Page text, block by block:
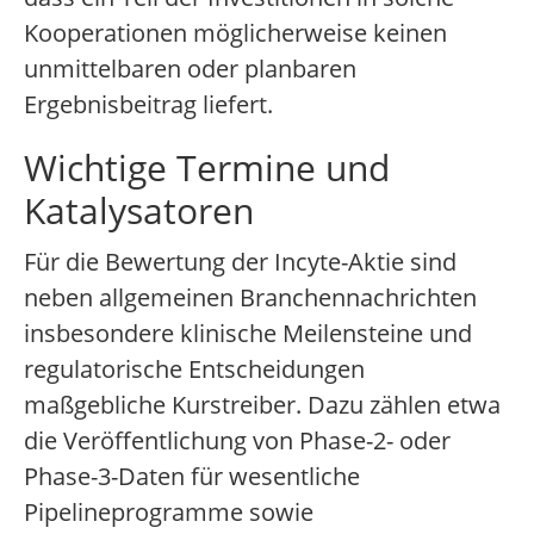
Kooperationen möglicherweise keinen
unmittelbaren oder planbaren
Ergebnisbeitrag liefert.
Wichtige Termine und
Katalysatoren
Für die Bewertung der Incyte-Aktie sind
neben allgemeinen Branchennachrichten
insbesondere klinische Meilensteine und
regulatorische Entscheidungen
maßgebliche Kurstreiber. Dazu zählen etwa
die Veröffentlichung von Phase-2- oder
Phase-3-Daten für wesentliche
Pipelineprogramme sowie